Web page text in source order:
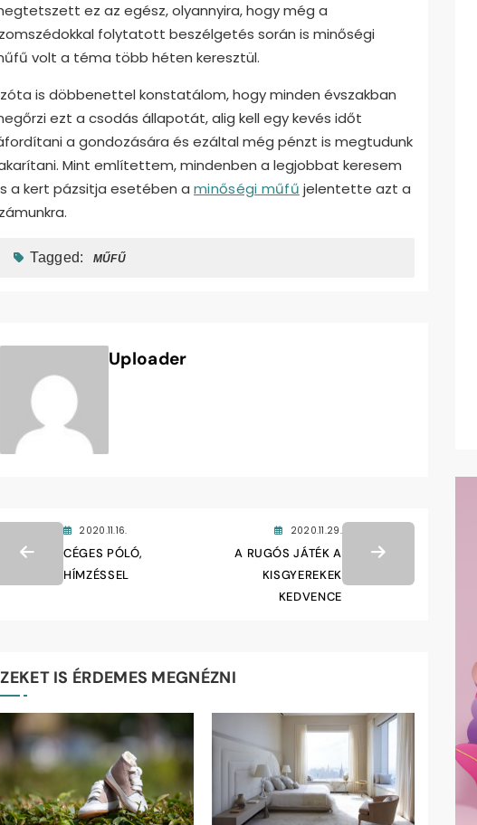
ez az egész, olyannyira, hogy még a
folytatott beszélgetés során is minőségi
volt a téma több héten keresztül.
is döbbenettel konstatálom, hogy minden évszakban
ezt a csodás állapotát, alig kell egy kevés időt
a gondozására és ezáltal még pénzt is megtudunk
Mint említettem, mindenben a legjobbat keresem
a kert pázsitja esetében a minőségi műfű jelentette azt a
Tagged: MŰFŰ
Uploader
2020.11.16.
CÉGES PÓLÓ,
HÍMZÉSSEL
2020.11.29.
A RUGÓS JÁTÉK A
KISGYEREKEK
KEDVENCE
IS ÉRDEMES MEGNÉZNI